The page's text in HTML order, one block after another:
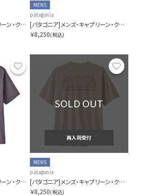
[パタゴニア]メンズ・キャプリーン・クール・デイリー・フーディ（ハット・トリッパー）
MENS
patagonia
[パタゴニア]メンズ・キャプリーン・クール・デイリー・シャツ（フィッツロイ・フットヒルズ）
￥8,250(税込)
お気に入り
[パタゴニア]メンズ・キャプリーン・クール・デイリー・シャツ（ハット・トリッパー）
SOLD OUT
再入荷受付
MENS
patagonia
[パタゴニア]メンズ・キャプリーン・クール・デイリー・シャツ（P-6 コスモス）
￥8,250(税込)